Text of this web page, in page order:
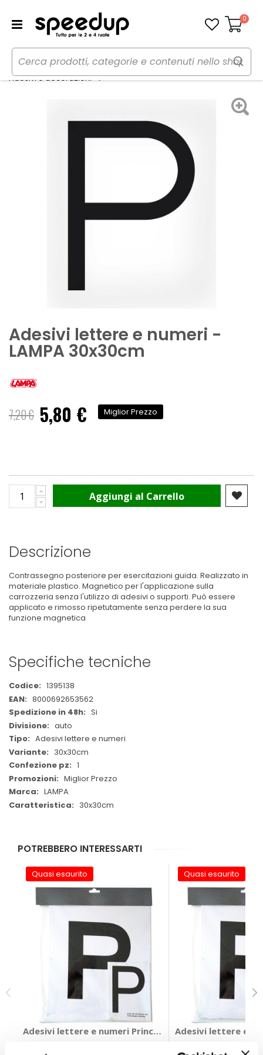
Carrello
0
Home Auto
Tuning esterno e pellicole
Adesivi e decorazioni
Adesivi lettere e numeri - LAMPA
Adesivi lettere e numeri -
LAMPA 30x30cm
7,20 € Prezzo
speciale
5,80 € Miglior Prezzo
Aggiungi al Carrello
Descrizione
Contrassegno posteriore per esercitazioni guida. Realizzato in
materiale plastico. Magnetico per l'applicazione sulla
carrozzeria senza l'utilizzo di adesivi o supporti. Può essere
applicato e rimosso ripetutamente senza perdere la sua
funzione magnetica
Specifiche tecniche
Maggiori
Informazioni
1395138
8000692653562
Si
auto
Adesivi lettere e numeri
30x30cm
1
Miglior Prezzo
LAMPA
30x30cm
POTREBBERO INTERESSARTI
Quasi esaurito
Adesivi lettere e numeri Principiante - GAT
Quasi esaurito
Adesivi lettere e